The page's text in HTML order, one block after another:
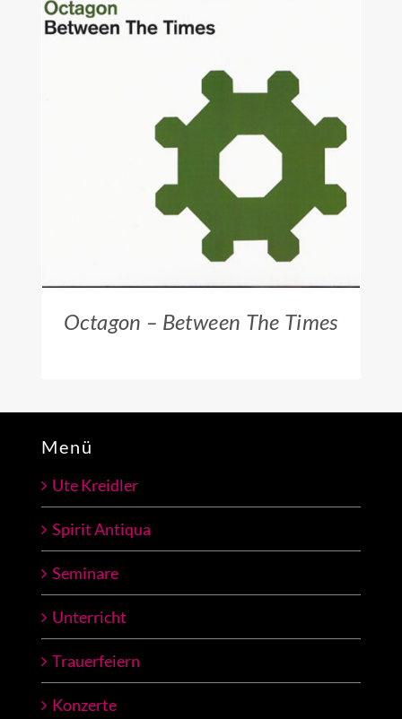
ZUM HÄNDLER
Octagon – Between The Times
Menü
Ute Kreidler
Spirit Antiqua
Seminare
Unterricht
Trauerfeiern
Konzerte